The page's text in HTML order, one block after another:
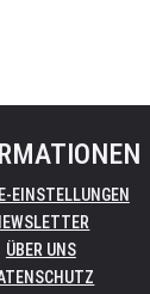
EINSTELLUNGEN
ÜBER UNS